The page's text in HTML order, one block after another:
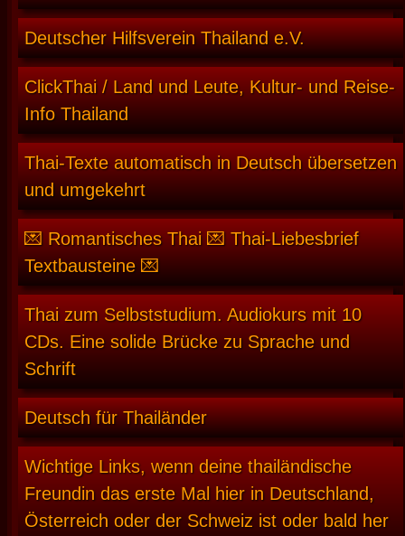
Deutscher Hilfsverein Thailand e.V.
ClickThai / Land und Leute, Kultur- und Reise-
Info Thailand
Thai-Texte automatisch in Deutsch übersetzen
und umgekehrt
💌 Romantisches Thai 💌 Thai-Liebesbrief
Textbausteine 💌
Thai zum Selbststudium. Audiokurs mit 10
CDs. Eine solide Brücke zu Sprache und
Schrift
Deutsch für Thailänder
Wichtige Links, wenn deine thailändische
Freundin das erste Mal hier in Deutschland,
Österreich oder der Schweiz ist oder bald her